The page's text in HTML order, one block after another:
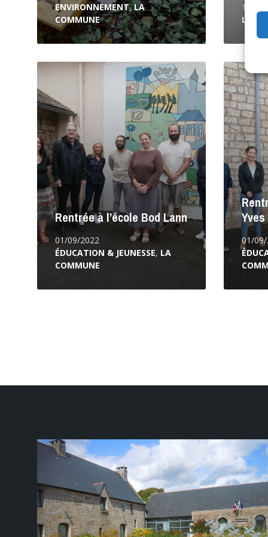
ENVIRONNEMENT,LA
COMMUNE
18/09/
LA
Rentrée à l’école Bod Lann
01/09/2022
ÉDUCATION & JEUNESSE, LA
COMMUNE
Lire
suite
Yves
01/
Lire
la
suite
publications